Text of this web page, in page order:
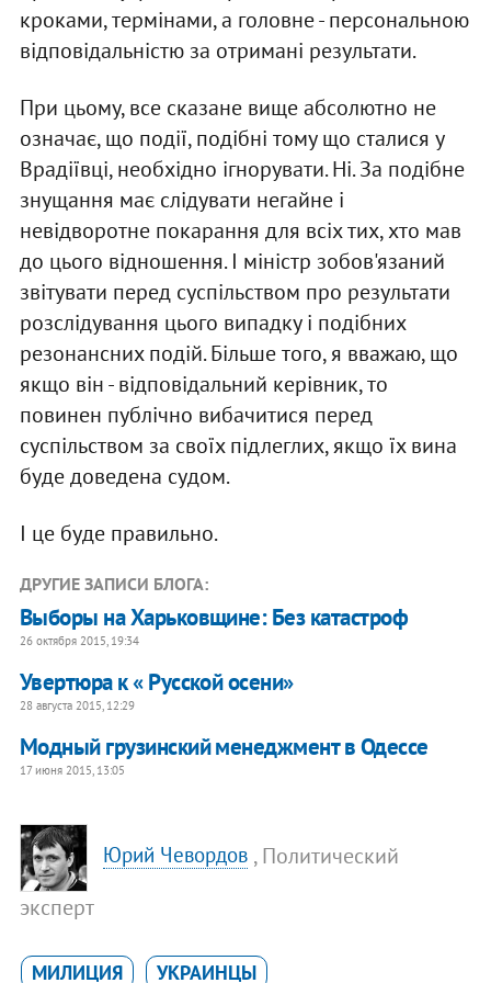
кроками, термінами, а головне - персональною
відповідальністю за отримані результати.
При цьому, все сказане вище абсолютно не
означає, що події, подібні тому що сталися у
Врадіївці, необхідно ігнорувати. Ні. За подібне
знущання має слідувати негайне і
невідворотне покарання для всіх тих, хто мав
до цього відношення. І міністр зобов'язаний
звітувати перед суспільством про результати
розслідування цього випадку і подібних
резонансних подій. Більше того, я вважаю, що
якщо він - відповідальний керівник, то
повинен публічно вибачитися перед
суспільством за своїх підлеглих, якщо їх вина
буде доведена судом.
І це буде правильно.
ДРУГИЕ ЗАПИСИ БЛОГА:
Выборы на Харьковщине: Без катастроф
26 октября 2015, 19:34
Увертюра к « Русской осени»
28 августа 2015, 12:29
Модный грузинский менеджмент в Одессе
17 июня 2015, 13:05
Юрий Чевордов , Политический
эксперт
МИЛИЦИЯ УКРАИНЦЫ